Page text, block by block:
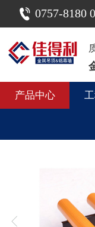
0757-8180
产品中心